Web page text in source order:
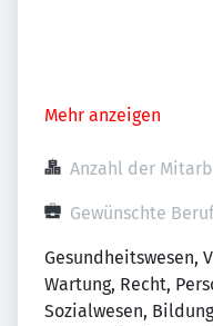
Mehr anzeigen
Anzahl der
Gewünschte
Gesundheitswesen,
Wartung, Recht,
Sozialwesen,